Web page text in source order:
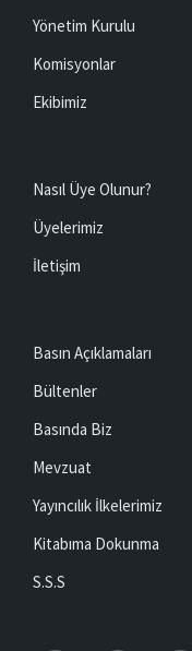
Yönetim Kurulu
Komisyonlar
Ekibimiz
Nasıl Üye Olunur?
Üyelerimiz
İletişim
Basın Açıklamaları
Bültenler
Basında Biz
Mevzuat
Yayıncılık İlkelerimiz
Kitabıma Dokunma
S.S.S